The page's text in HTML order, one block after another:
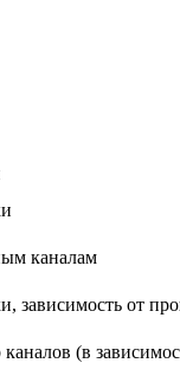
каналам
зависимость от
(в